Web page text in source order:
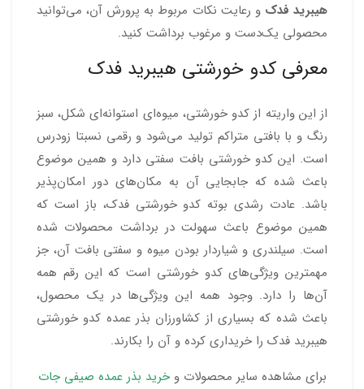
هیبرید فدک و رعایت نکات مربوط به پرورش آن، می‌توانید
محصولی یک‌دست و مرغوب برداشت کنید.
معرفی کدو خورشتی هیبرید فدک
از این واریته از کدو خورشتی، میوه‌ای استوانه‌ای شکل، سبز
رنگ و با بافتی متراکم تولید می‌شود و رقمی نسبتا زودرس
است. این کدو خورشتی بافت سفتی دارد و همین موضوع
باعث شده که جابجایی آن به مکان‌های دور امکان‌پذیر
باشد. عادت رشدی بوته کدو خورشتی فدک، باز است که
همین موضوع باعث سهولت در برداشت محصولات شده
است. سیلندری و شیاردار بودن میوه و سفتی بافت آن، جز
مهمترین ویژگی‌های کدو خورشتی است که این رقم همه
آن‌ها را دارد. وجود همه این ویژگی‌ها در یک محصول،
باعث شده که بسیاری از کشاورزان بذر عمده کدو خورشتی
هیبرید فدک را خریداری کرده و آن را بکارند.
برای مشاهده سایر محصولات وخرید بذر عمده صیفی جات